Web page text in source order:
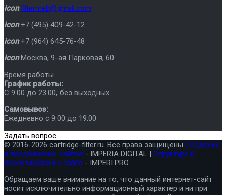
icon filtermeb@gmail.com
icon +7 (495) 409-42-12
icon +7 (964) 645-76-48
icon Москва, 9-ая Парковая, 60
Время работы
График работы:
C 9.00 до 23.00, без выходных
Самовывоз:
Ежедневно с 9.00 до 19.00
Задать вопрос
© 2016-2026 cartridge-filter.ru. Все права защищены Создание
и продвижение сайтов - IMPERIA DIGITAL | Структура и
проектирование сайта - IMPERI.PRO
Обращаем ваше внимание на то, что данный интернет-сайт
носит исключительно информационный характер и ни при